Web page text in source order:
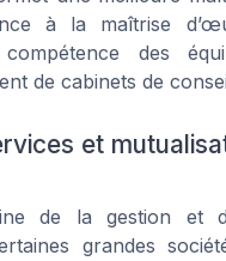
à la maîtrise
des
de cabinets de
et
de la gestion et
grandes